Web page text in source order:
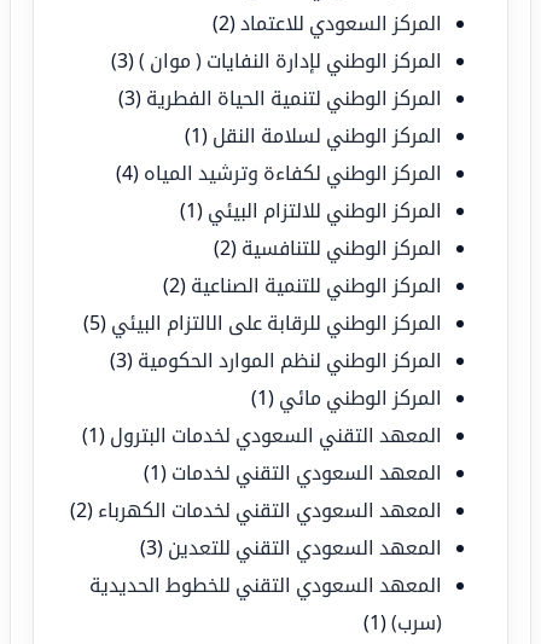
المركز السعودي للاعتماد(2)
المركز الوطني لإدارة النفايات ( موان )(3)
المركز الوطني لتنمية الحياة الفطرية (3)
المركز الوطني لسلامة النقل (1)
المركز الوطني لكفاءة وترشيد المياه (4)
المركز الوطني للالتزام البيئي (1)
المركز الوطني للتنافسية (2)
المركز الوطني للتنمية الصناعية (2)
المركز الوطني للرقابة على الالتزام البيئي (5)
المركز الوطني لنظم الموارد الحكومية (3)
المركز الوطني مائي (1)
المعهد التقني السعودي لخدمات البترول (1)
المعهد السعودي التقني لخدمات (1)
المعهد السعودي التقني لخدمات الكهرباء (2)
المعهد السعودي التقني للتعدين (3)
المعهد السعودي التقني للخطوط الحديدية
(سرب)(1)